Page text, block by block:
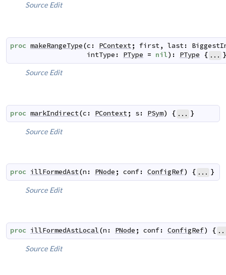
Source Edit
proc makeRangeType(c : PContext; first, last:
intType : PType = nil) : PType { ...
Source Edit
proc markIndirect(c : PContext; s: PSym) { ... }
Source Edit
proc illFormedAst(n : PNode ; conf: ConfigRef) { ... }
Source Edit
proc illFormedAstLocal(n : PNode ; conf: ConfigRef) {
Source Edit